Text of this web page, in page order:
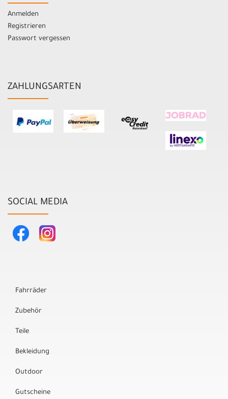
Anmelden
Registrieren
Passwort vergessen
ZAHLUNGSARTEN
SOCIAL MEDIA
Fahrräder
Zubehör
Teile
Bekleidung
Outdoor
Gutscheine